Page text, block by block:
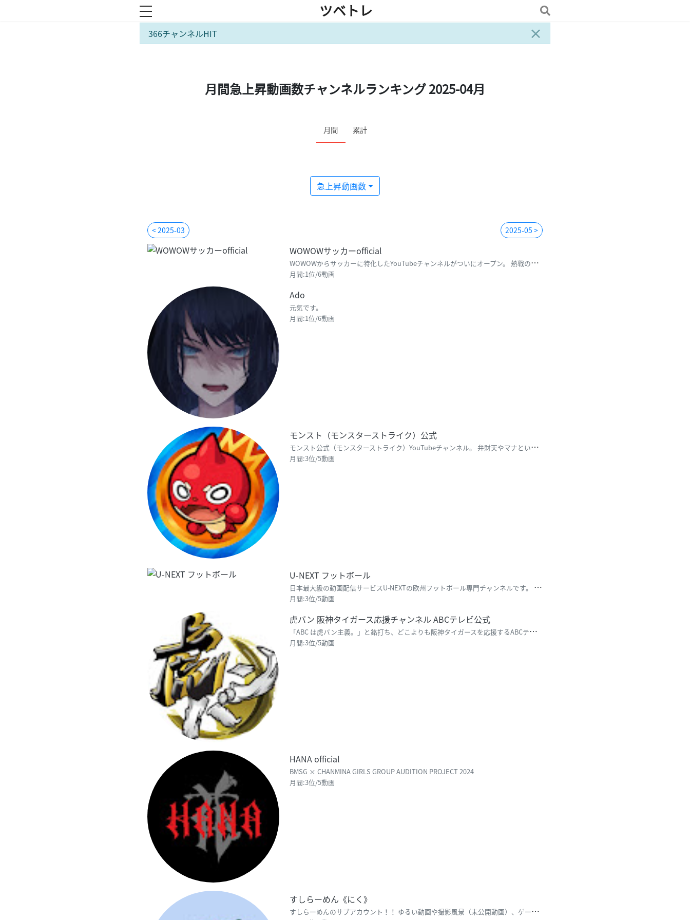
toggle navigation ツベトレ
×
366チャンネルHIT
月間急上昇動画数チャンネルランキング 2025-04月
月間 累計
急上昇動画数
< 2025-03 2025-05 >
WOWOWサッカーofficial
W
OWOWからサッカーに特化したYouTubeチャンネルがついにオープン。 熱戦の試合ハイライトはも
月間:1位/6動画
Ado
元気です。
月間:1位/6動画
モンスト（モンスターストライク）公式
モ
ンスト公式（モンスターストライク）YouTubeチャンネル。 弁財天やマナといったガチャや、ウ
月間:3位/5動画
U-NEXT フットボール
日
本最大級の動画配信サービスU-NEXTの欧州フットボール専門チャンネルです。 スペインリーグ1部ラ
月間:3位/5動画
虎バン 阪神タイガース応援チャンネル ABCテレビ公式
「
ABC は虎バン主義。」と銘打ち、どこよりも阪神タイガースを応援するABCテレビ公式のYouTub
月間:3位/5動画
HANA official
BMSG × CHANMINA GIRLS GROUP AUDITION PROJECT 2024
月間:3位/5動画
すしらーめん《にく》
す
しらーめんのサブアカウント！！ ゆるい動画や撮影風景（未公開動画）、ゲーム動画など基本何でも出しま